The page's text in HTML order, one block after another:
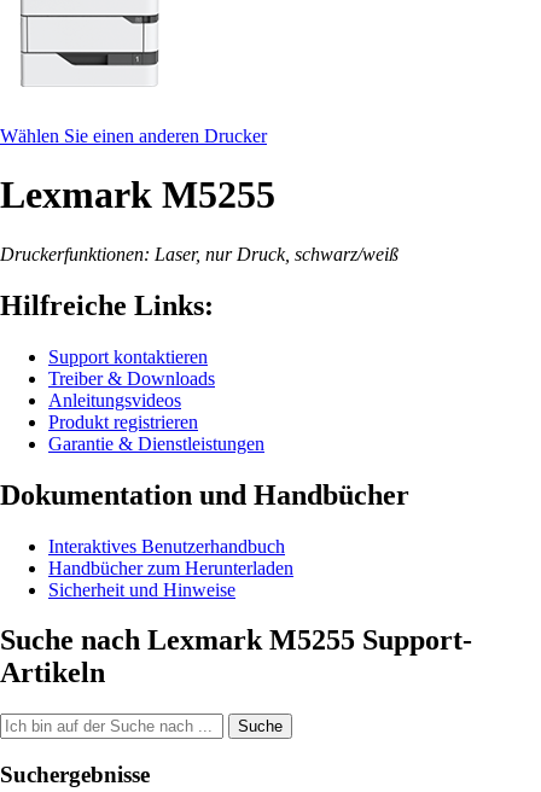
Wählen Sie einen anderen Drucker
Lexmark M5255
Druckerfunktionen: Laser, nur Druck, schwarz/weiß
Hilfreiche Links:
Support kontaktieren
Treiber & Downloads
Anleitungsvideos
Produkt registrieren
Garantie & Dienstleistungen
Dokumentation und Handbücher
Interaktives Benutzerhandbuch
Handbücher zum Herunterladen
Sicherheit und Hinweise
Suche nach Lexmark M5255 Support-
Artikeln
Suche
Suchergebnisse